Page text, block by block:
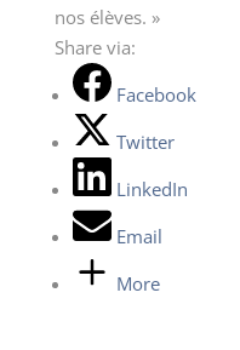
nos élèves. »
Share via:
Facebook
Twitter
LinkedIn
Email
More